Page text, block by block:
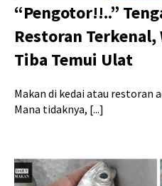
“Pengotor!!..”
Restoran
Tiba Temui Ulat
Makan di kedai atau restoran
Mana tidaknya, [...]